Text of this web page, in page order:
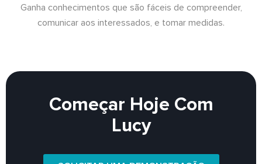
Ganha conhecimentos que são fáceis de compreender,
comunicar aos interessados, e tomar medidas.
Começar Hoje Com
Lucy